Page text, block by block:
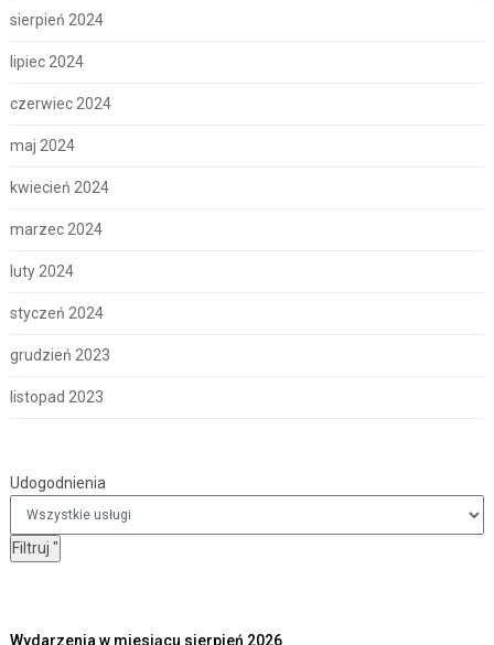
sierpień 2024
lipiec 2024
czerwiec 2024
maj 2024
kwiecień 2024
marzec 2024
luty 2024
styczeń 2024
grudzień 2023
listopad 2023
Udogodnienia
Filtruj Udogodnienia
"
Wydarzenia w miesiącu sierpień 2026